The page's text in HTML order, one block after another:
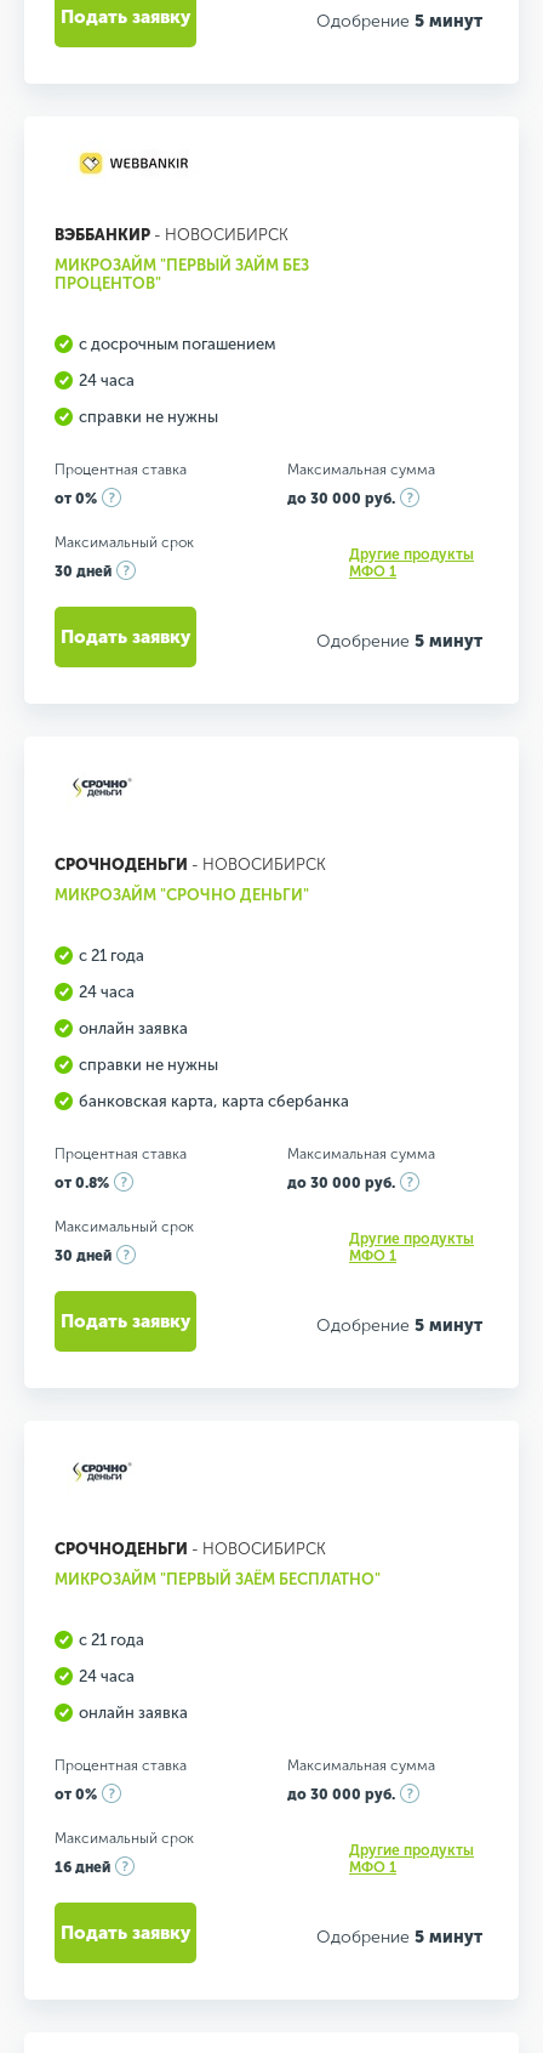
Одобрение 5 минут
Подать заявку
ВЭББАНКИР - НОВОСИБИРСК
МИКРОЗАЙМ "ПЕРВЫЙ ЗАЙМ БЕЗ
ПРОЦЕНТОВ"
с досрочным погашением
24 часа
справки не нужны
Процентная ставка
от 0%
Максимальная сумма
до 30 000 руб.
Максимальный срок
30 дней
Другие продукты
МФО 1
Одобрение 5 минут
Подать заявку
СРОЧНОДЕНЬГИ - НОВОСИБИРСК
МИКРОЗАЙМ "СРОЧНО ДЕНЬГИ"
с 21 года
24 часа
онлайн заявка
справки не нужны
банковская карта, карта сбербанка
Процентная ставка
от 0.8%
Максимальная сумма
до 30 000 руб.
Максимальный срок
30 дней
Другие продукты
МФО 1
Одобрение 5 минут
Подать заявку
СРОЧНОДЕНЬГИ - НОВОСИБИРСК
МИКРОЗАЙМ "ПЕРВЫЙ ЗАЁМ БЕСПЛАТНО"
с 21 года
24 часа
онлайн заявка
Процентная ставка
от 0%
Максимальная сумма
до 30 000 руб.
Максимальный срок
16 дней
Другие продукты
МФО 1
Одобрение 5 минут
Подать заявку